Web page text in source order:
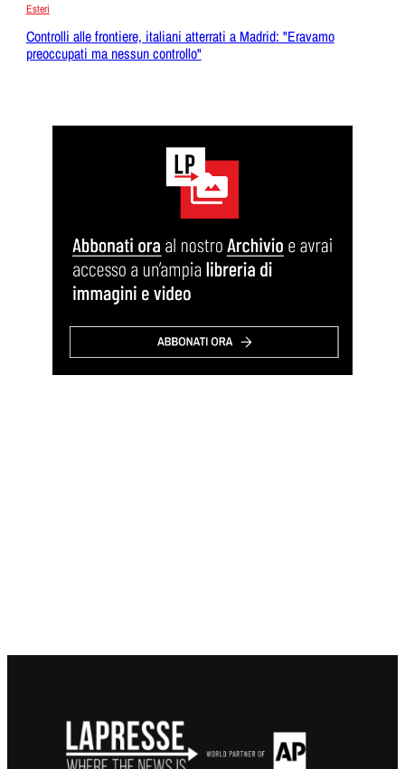
Esteri
Controlli alle frontiere, italiani atterrati a Madrid: "Eravamo
preoccupati ma nessun controllo"